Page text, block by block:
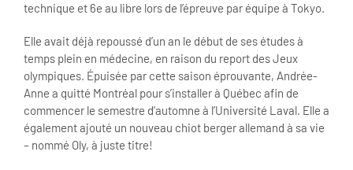
technique et 6e au libre lors de l’épreuve par équipe à Tokyo.
Elle avait déjà repoussé d’un an le début de ses études à
temps plein en médecine, en raison du report des Jeux
olympiques. Épuisée par cette saison éprouvante, Andrée-
Anne a quitté Montréal pour s’installer à Québec afin de
commencer le semestre d’automne à l’Université Laval. Elle a
également ajouté un nouveau chiot berger allemand à sa vie
– nommé Oly, à juste titre!